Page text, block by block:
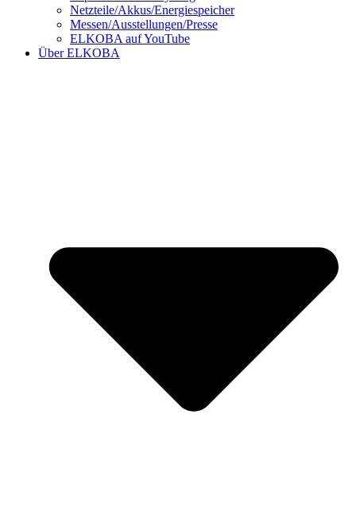
Netzteile/Akkus/Energiespeicher
Messen/Ausstellungen/Presse
ELKOBA auf YouTube
Über ELKOBA